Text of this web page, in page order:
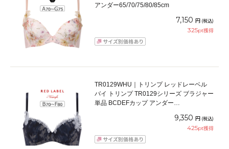
アンダー65/70/75/80/85cm
7,150 円 (税込)
325pt獲得
TR0129WHU｜トリンプ レッドレーベル
バイ トリンプ TR0129シリーズ ブラジャー
単品 BCDEFカップ アンダー
9,350 円 (税込)
425pt獲得